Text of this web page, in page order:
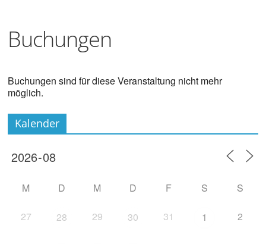
Buchungen
Buchungen sind für diese Veranstaltung nicht mehr
möglich.
Kalender
M D M D F S S
27 28 29 30 31 1 2